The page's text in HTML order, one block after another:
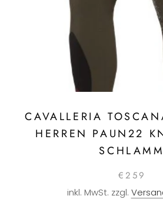
CAVALLERIA
HERREN PAUN22
SCHLAMM
€259
inkl. MwSt. zzgl.